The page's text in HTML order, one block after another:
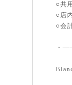
○共
○店
○会
・